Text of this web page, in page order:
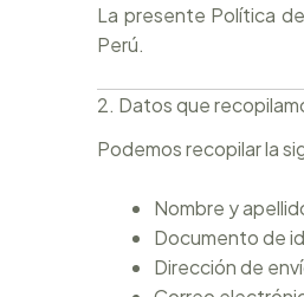
La presente Política
Perú.
2. Datos que
Podemos recopilar la
Nombre y
Documento de
Dirección de